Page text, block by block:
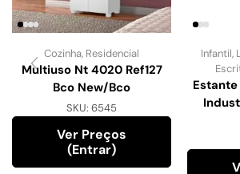
Cozinha, Residencial
Multiuso Nt 4020 Ref127
Bco New/Bco
SKU: 6545
Ver Preços
(entrar)
Infantil,